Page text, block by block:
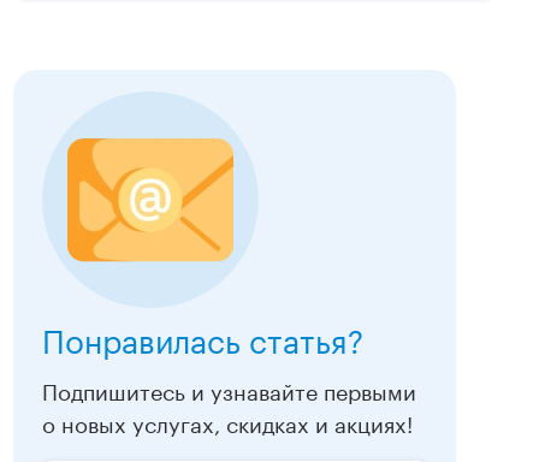
Понравилась статья?
Подпишитесь и узнавайте первыми
о новых услугах, скидках и акциях!